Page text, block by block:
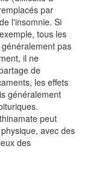
par
l'insomnie. Si
tous les
pas
il ne
de
les effets
généralement
peut
avec des
des